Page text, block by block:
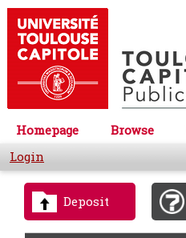
Homepage Browse
Login
Deposit